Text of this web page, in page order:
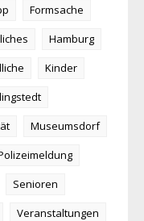
Formsache
Hamburg
Kinder
Museumsdorf
Senioren
Veranstaltungen